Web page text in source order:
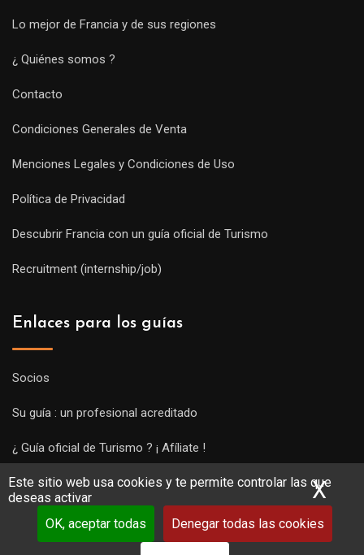
Este sitio web usa cookies y te permite controlar las que
deseas activar
OK, aceptar todas
Denegar todas las cookies
X
Lo mejor de Francia y de sus regiones
¿ Quiénes somos ?
Contacto
Condiciones Generales de Venta
Menciones Legales y Condiciones de Uso
Política de Privacidad
Descubrir Francia con un guía oficial de Turismo
Recruitment (internship/job)
Enlaces para los guías
Socios
Su guía : un profesional acreditado
¿ Guía oficial de Turismo ? ¡ Afíliate !
Subir una visita y empezar a trabajar !